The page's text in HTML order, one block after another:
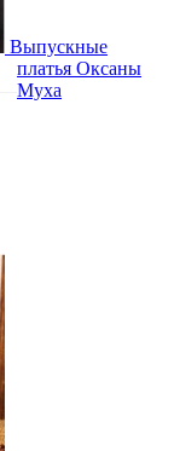
Выпускные
платья Оксаны
Муха